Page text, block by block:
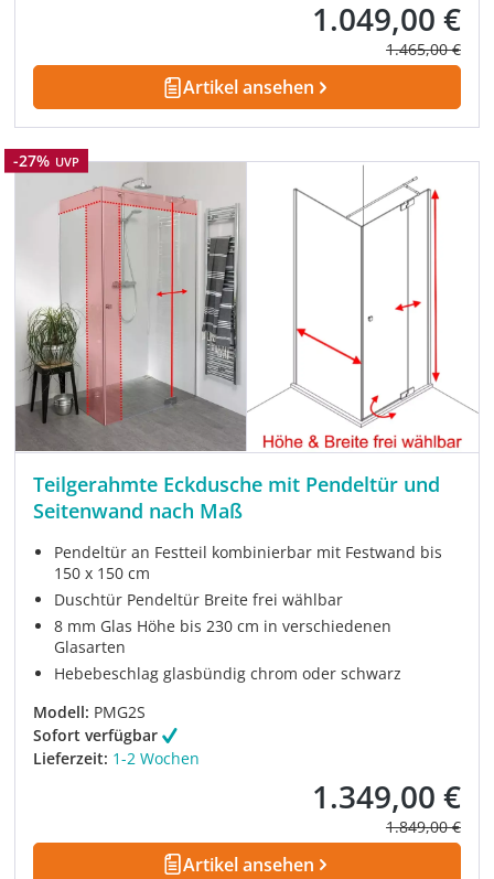
Verkaufspreis:
1.049,00 €
Regulärer
1.465,00 €
Artikel ansehen
Rabatt
-27% UVP
Teilgerahmte Eckdusche mit Pendeltür und
Seitenwand nach Maß
Pendeltür an Festteil kombinierbar mit Festwand bis
150 x 150 cm
Duschtür Pendeltür Breite frei wählbar
8 mm Glas Höhe bis 230 cm in verschiedenen
Glasarten
Hebebeschlag glasbündig chrom oder schwarz
Modell: PMG2S
Sofort verfügbar
Lieferzeit: 1-2 Wochen
Verkaufspreis:
1.349,00 €
Regulärer
1.849,00 €
Artikel ansehen